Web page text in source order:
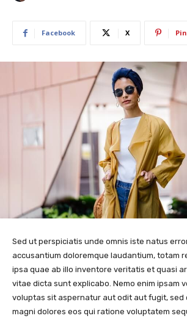
Facebook X
Sed ut perspiciatis unde omnis iste natus
accusantium doloremque laudantium, totam
ipsa quae ab illo inventore veritatis et quasi
vitae dicta sunt explicabo. Nemo enim ipsam
voluptas sit aspernatur aut odit aut fugit, sed
magni dolores eos qui ratione voluptatem